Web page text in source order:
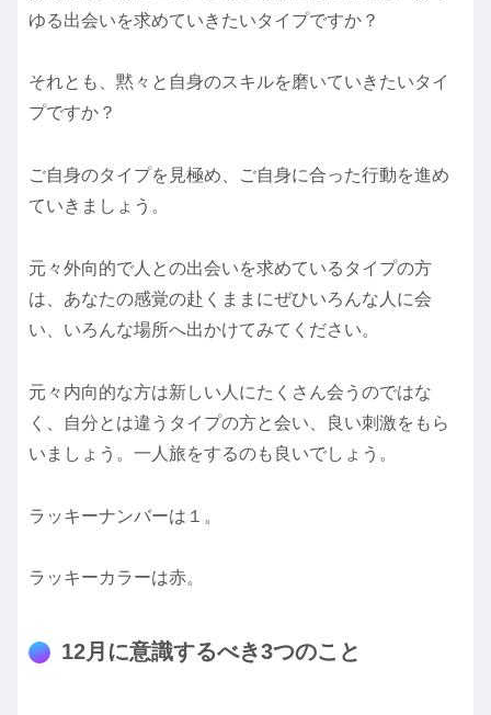
ゆる出会いを求めていきたいタイプですか？
それとも、黙々と自身のスキルを磨いていきたいタイ
プですか？
ご自身のタイプを見極め、ご自身に合った行動を進め
ていきましょう。
元々外向的で人との出会いを求めているタイプの方
は、あなたの感覚の赴くままにぜひいろんな人に会
い、いろんな場所へ出かけてみてください。
元々内向的な方は新しい人にたくさん会うのではな
く、自分とは違うタイプの方と会い、良い刺激をもら
いましょう。一人旅をするのも良いでしょう。
ラッキーナンバーは１。
ラッキーカラーは赤。
12月に意識するべき3つのこと